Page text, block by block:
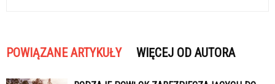
POWIĄZANE ARTYKUŁY WIĘCEJ OD AUTORA